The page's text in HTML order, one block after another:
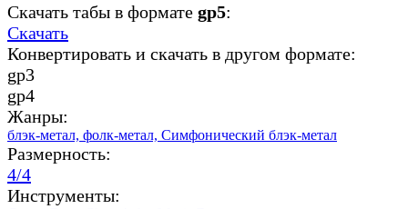
Скачать табы в формате gp5:
Скачать
Конвертировать и скачать в другом формате:
gp3
gp4
Жанры:
блэк-метал, фолк-метал, Симфонический блэк-метал
Размерность:
4/4
Инструменты: